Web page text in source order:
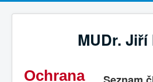
MUDr. Jiří
Ochrana